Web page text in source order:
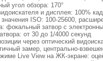
угол обзора: 170°
и дисплея: 100%
ISO: 100-25600,
фокальный затвор с
от 30 до 1/4000 секунд
через оптический
замер, центрально-
Live View на ЖК-экране: